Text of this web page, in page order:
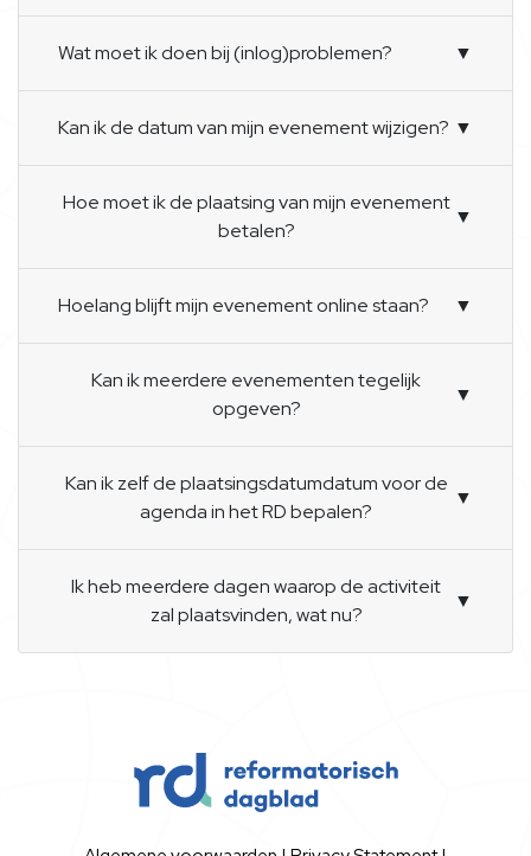
Wat moet ik doen bij (inlog)problemen? ▼
Kan ik de datum van mijn evenement wijzigen? ▼
Hoe moet ik de plaatsing van mijn evenement
betalen?
▼
Hoelang blijft mijn evenement online staan? ▼
Kan ik meerdere evenementen tegelijk
opgeven?
▼
Kan ik zelf de plaatsingsdatumdatum voor de
agenda in het RD bepalen?
▼
Ik heb meerdere dagen waarop de activiteit
zal plaatsvinden, wat nu?
▼